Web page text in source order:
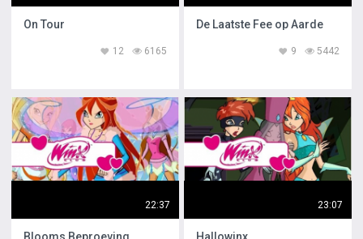
On Tour
6165
12
De Laatste Fee op Aarde
5442
9
22:37 23:07